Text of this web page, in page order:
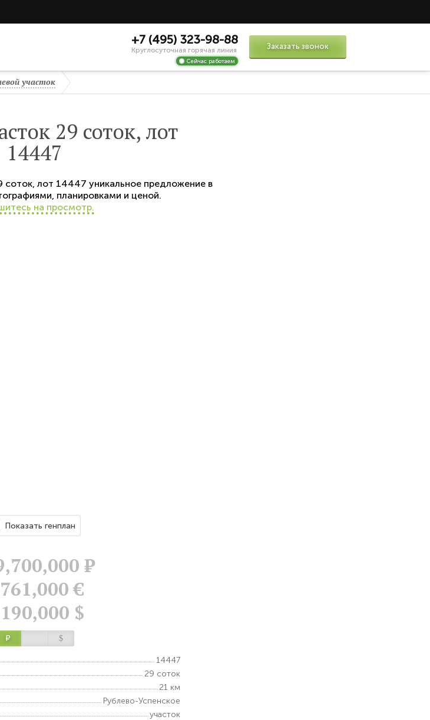
+7 (495) 323-98-88
Круглосуточная горячая линия
Сейчас работаем
Заказать звонок
участок
29 соток, лот
14447
соток, лот 14447 уникальное предложение в
планировками и ценой.
на просмотр.
Показать генплан
Р
€
$
Р $
14447
29 соток
21 км
Рублево-Успенское
участок